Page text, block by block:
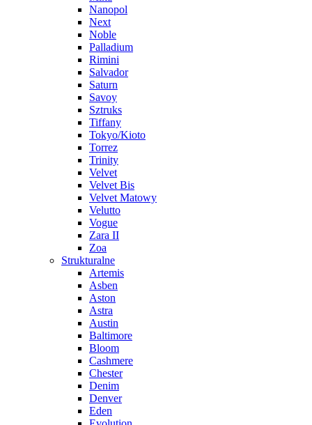
Nanopol
Next
Noble
Palladium
Rimini
Salvador
Saturn
Savoy
Sztruks
Tiffany
Tokyo/Kioto
Torrez
Trinity
Velvet
Velvet Bis
Velvet Matowy
Velutto
Vogue
Zara II
Zoa
Strukturalne
Artemis
Asben
Aston
Astra
Austin
Baltimore
Bloom
Cashmere
Chester
Denim
Denver
Eden